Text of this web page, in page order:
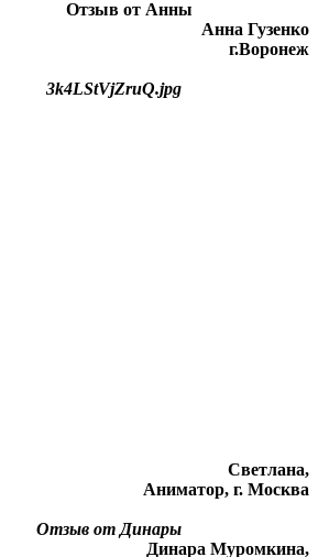
Анна Гузенко
г.Воронеж
Светлана,
Аниматор, г. Москва
Динара Муромкина,